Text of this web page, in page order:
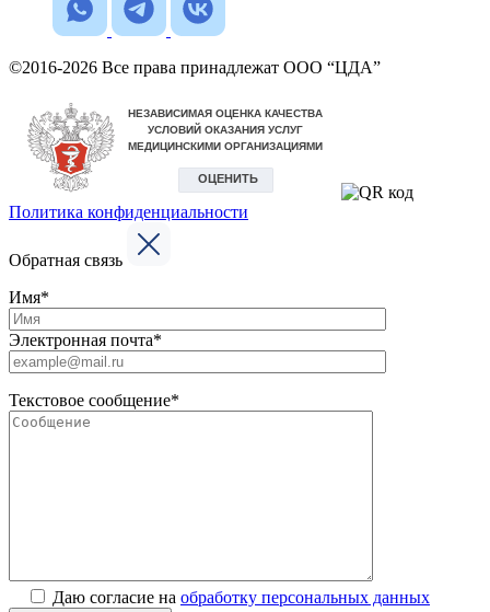
©2016-2026 Все права принадлежат ООО “ЦДА”
Политика конфиденциальности
Обратная связь
Имя*
Электронная почта*
Текстовое сообщение*
Даю согласие на обработку персональных данных